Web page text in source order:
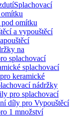
Splachovací
omítku
a vypouštěcí
na
splachovací
splachovací
keramické
nádržky
pro splachovací
díly pro Vypouštěcí
1 množství